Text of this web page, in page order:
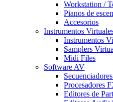
Workstation /
Pianos de
Accesorios
Instrumentos
Instrumentos
Samplers
Midi Files
Software AV
Procesadores
Editores de